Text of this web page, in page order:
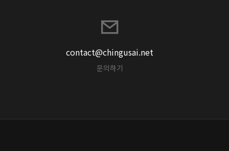
contact@chingusai.net
문의하기